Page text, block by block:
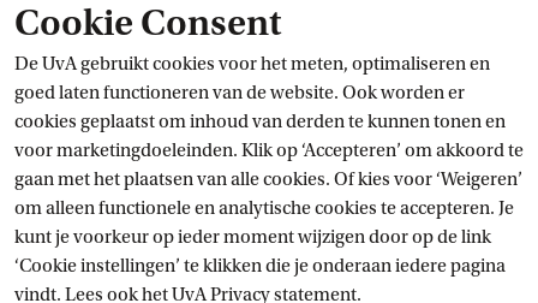
Cookie Consent
De UvA gebruikt cookies voor het meten, optimaliseren en
goed laten functioneren van de website. Ook worden er
cookies geplaatst om inhoud van derden te kunnen tonen en
voor marketingdoeleinden. Klik op ‘Accepteren’ om akkoord te
gaan met het plaatsen van alle cookies. Of kies voor ‘Weigeren’
om alleen functionele en analytische cookies te accepteren. Je
kunt je voorkeur op ieder moment wijzigen door op de link
‘Cookie instellingen’ te klikken die je onderaan iedere pagina
vindt. Lees ook hetUvA Privacy statement.
Contact
Trainingscentrum Student Services
Stel je vraag